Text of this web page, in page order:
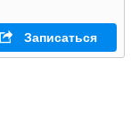
Записаться